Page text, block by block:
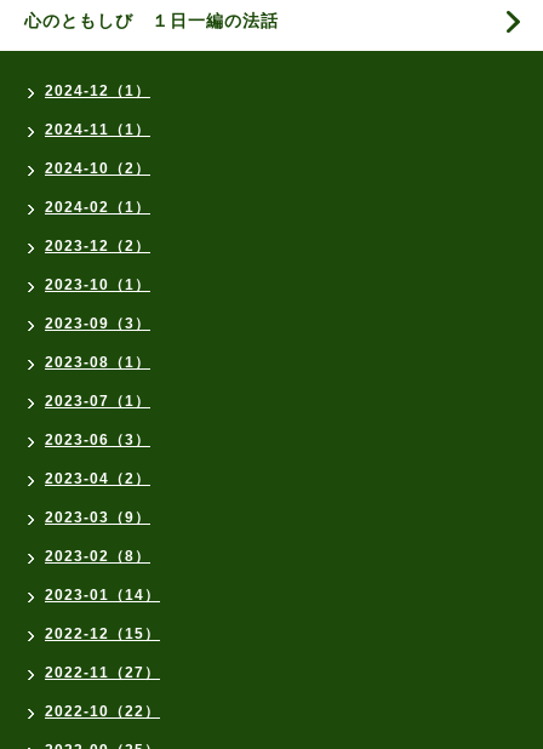
心のともしび １日一編の法話
2024-12（1）
2024-11（1）
2024-10（2）
2024-02（1）
2023-12（2）
2023-10（1）
2023-09（3）
2023-08（1）
2023-07（1）
2023-06（3）
2023-04（2）
2023-03（9）
2023-02（8）
2023-01（14）
2022-12（15）
2022-11（27）
2022-10（22）